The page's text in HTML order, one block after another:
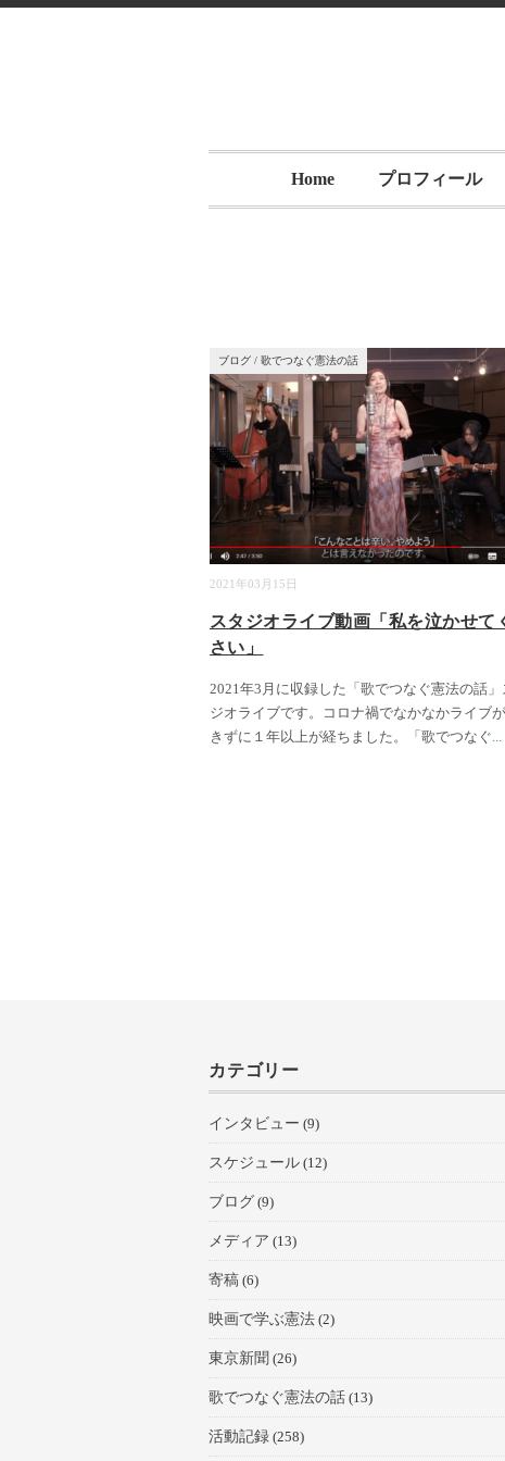
Home プロフィール
2021年03月15日
ブログ/ 歌でつなぐ憲法の話
スタジオライブ動画「私を泣かせて
さい」
2021年3月に収録した「歌でつなぐ憲法の話」
ジオライブです。コロナ禍でなかなかライブ
きずに１年以上が経ちました。「歌でつなぐ...
カテゴリー
インタビュー (9)
スケジュール (12)
ブログ (9)
メディア (13)
寄稿 (6)
映画で学ぶ憲法 (2)
東京新聞 (26)
歌でつなぐ憲法の話 (13)
活動記録 (258)